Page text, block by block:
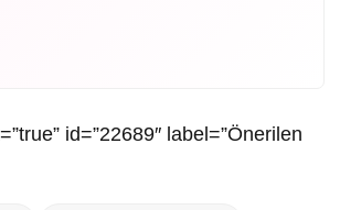
id=”22689″ label=”Önerilen